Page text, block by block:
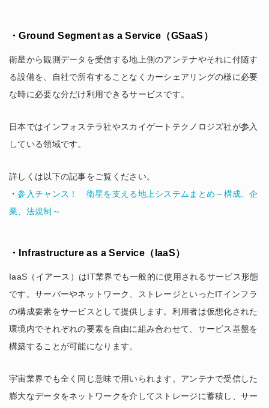
・Ground Segment as a Service（GSaaS）
衛星から観測データを受信する地上側のアンテナやそれに付随す
る設備を、自社で所有することなくカーシェアリングの様に必要
な時に必要な分だけ利用できるサービスです。
日本ではインフォステラ社やスカイゲートテクノロジズ社が参入
している領域です。
詳しくは以下の記事をご覧ください。
・参入チャンス！ 衛星を支える地上システムまとめ～構成、企
業、法規制～
・Infrastructure as a Service（IaaS）
IaaS（イアース）はIT業界でも一般的に使用されるサービス形態
です。サーバーやネットワーク、ストレージといったITインフラ
の構成要素をサービスとして提供します。利用者は仮想化された
環境内でそれぞれの要素を自由に組み合わせて、サービス基盤を
構築することが可能になります。
宇宙業界でも全く同じ意味で用いられます。アンテナで受信した
膨大なデータをネットワークを介してストレージに蓄積し、サー